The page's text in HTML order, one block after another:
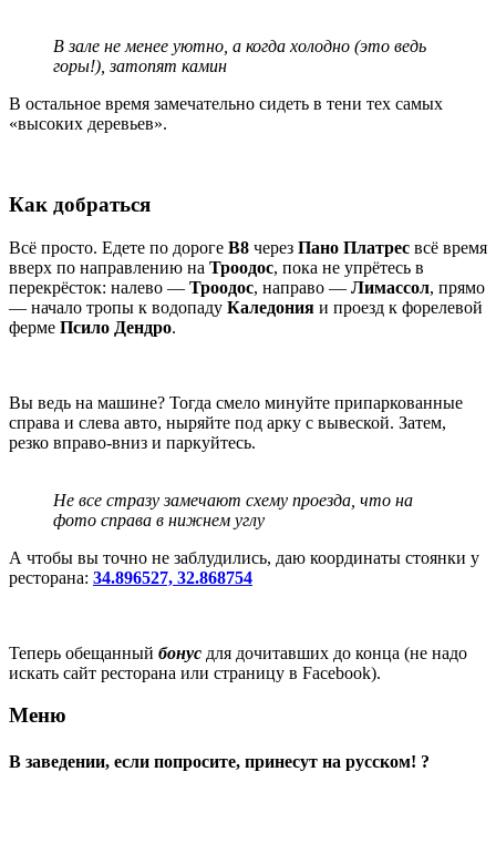
В зале не менее уютно, а когда холодно (это ведь
горы!), затопят камин
В остальное время замечательно сидеть в тени тех самых
«высоких деревьев».
Как добраться
Всё просто. Едете по дороге B8 через Пано Платрес всё время
вверх по направлению на Троодос, пока не упрётесь в
перекрёсток: налево — Троодос, направо — Лимассол, прямо
— начало тропы к водопаду Каледония и проезд к форелевой
ферме Псило Дендро.
Вы ведь на машине? Тогда смело минуйте припаркованные
справа и слева авто, ныряйте под арку с вывеской. Затем,
резко вправо-вниз и паркуйтесь.
Не все стразу замечают схему проезда, что на
фото справа в нижнем углу
А чтобы вы точно не заблудились, даю координаты стоянки у
ресторана: 34.896527, 32.868754
Теперь обещанный бонус для дочитавших до конца (не надо
искать сайт ресторана или страницу в Facebook).
Меню
В заведении, если попросите, принесут на русском! ?